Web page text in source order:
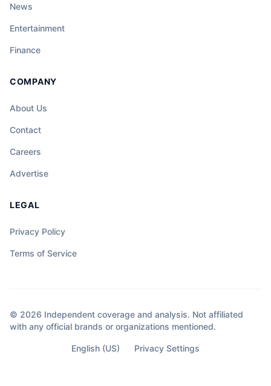
News
Entertainment
Finance
COMPANY
About Us
Contact
Careers
Advertise
LEGAL
Privacy Policy
Terms of Service
© 2026 Independent coverage and analysis. Not affiliated
with any official brands or organizations mentioned.
English (US) Privacy Settings